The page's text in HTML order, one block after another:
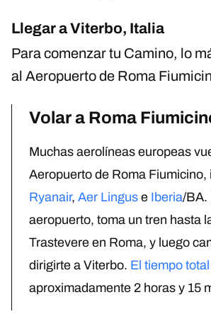
Llegar a Viterbo, Italia
Para comenzar tu Camino, lo
al Aeropuerto de Roma
Volar a Roma
Muchas aerolíneas europeas
Aeropuerto de Roma Fiumicino,
Ryanair, Aer Lingus e Iberia/BA.
aeropuerto, toma un tren hasta
Trastevere en Roma, y luego
dirigirte a Viterbo. El tiempo
aproximadamente 2 horas y 15